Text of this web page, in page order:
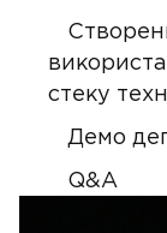
стеку
Демо
Q&A